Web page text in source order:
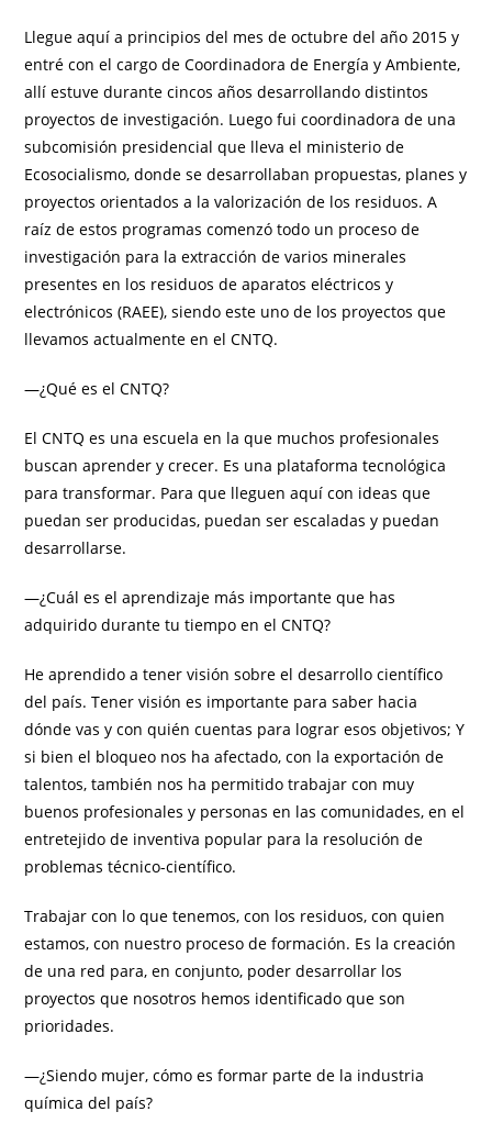
Llegue aquí a principios del mes de octubre del año 2015 y
entré con el cargo de Coordinadora de Energía y Ambiente,
allí estuve durante cincos años desarrollando distintos
proyectos de investigación. Luego fui coordinadora de una
subcomisión presidencial que lleva el ministerio de
Ecosocialismo, donde se desarrollaban propuestas, planes y
proyectos orientados a la valorización de los residuos. A
raíz de estos programas comenzó todo un proceso de
investigación para la extracción de varios minerales
presentes en los residuos de aparatos eléctricos y
electrónicos (RAEE), siendo este uno de los proyectos que
llevamos actualmente en el CNTQ.
—¿Qué es el CNTQ?
El CNTQ es una escuela en la que muchos profesionales
buscan aprender y crecer. Es una plataforma tecnológica
para transformar. Para que lleguen aquí con ideas que
puedan ser producidas, puedan ser escaladas y puedan
desarrollarse.
—¿Cuál es el aprendizaje más importante que has
adquirido durante tu tiempo en el CNTQ?
He aprendido a tener visión sobre el desarrollo científico
del país. Tener visión es importante para saber hacia
dónde vas y con quién cuentas para lograr esos objetivos; Y
si bien el bloqueo nos ha afectado, con la exportación de
talentos, también nos ha permitido trabajar con muy
buenos profesionales y personas en las comunidades, en el
entretejido de inventiva popular para la resolución de
problemas técnico-científico.
Trabajar con lo que tenemos, con los residuos, con quien
estamos, con nuestro proceso de formación. Es la creación
de una red para, en conjunto, poder desarrollar los
proyectos que nosotros hemos identificado que son
prioridades.
—¿Siendo mujer, cómo es formar parte de la industria
química del país?